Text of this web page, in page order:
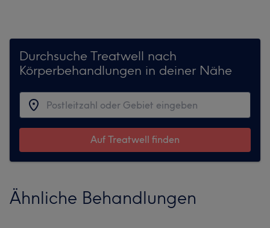
Durchsuche Treatwell nach
Körperbehandlungen in deiner Nähe
Auf Treatwell finden
Ähnliche Behandlungen